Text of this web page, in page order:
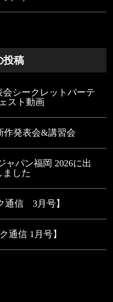
投稿
シークレットパーテ
スト動画
作発表会&講習会
ャパン福岡 2026に出
ました
通信 3月号】
通信 1月号】